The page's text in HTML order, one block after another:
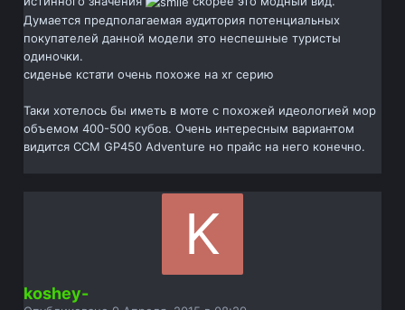
Думается предполагаемая аудитория потенциальных
покупателей данной модели это неспешные туристы
одиночки.
сиденье кстати очень похоже на xr серию
Таки хотелось бы иметь в моте с похожей идеологией мор
объемом 400-500 кубов. Очень интересным вариантом
видится CCM GP450 Adventure но прайс на него конечно.
koshey-